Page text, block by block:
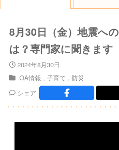
8月30日（金）地震へ
は？専門家に聞きます
2024年8月30日
OA情報
子育て
防災
シェア